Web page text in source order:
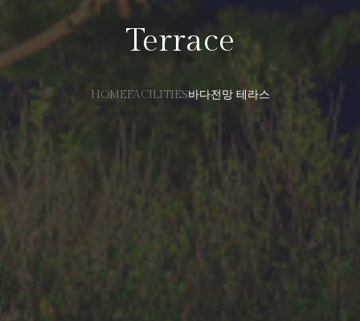
Terrace
HOMEFACILITIES바다전망 테라스